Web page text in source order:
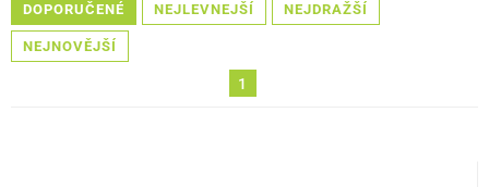
PODKATEGORIE
CENA
DOPORUČENÉ NEJLEVNEJŠÍ NEJDRAŽŠÍ
NEJNOVĚJŠÍ
1